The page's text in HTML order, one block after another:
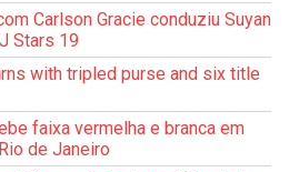
Carlson Gracie conduziu Suyan
Stars 19
with tripled purse and six title
faixa vermelha e branca em
de Janeiro